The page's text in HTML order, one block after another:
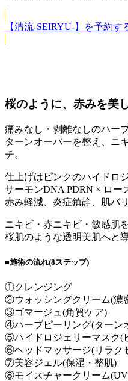
【清流-SEIRYU-】を予約
桜のように、赤みを美
痛みなし・剥離なしのハー
ターンオーバーを整え、ニ
チ。
仕上げはピンクのハイドロ
サーモンDNA PDRN × ロー
赤み軽減、炎症鎮静、肌バ
ニキビ・赤ニキビ・敏感肌を
桜肌のような透明美肌へと
■施術の流れ(8ステップ)
①クレンジング
②ウォッシングクリーム(濃
③ゴマージュ(角質ケア)
④ハーブピーリング(ターン
⑤ハイドロジェリーマスク(
⑥ヘッドマッサージ(リラク
⑦美容ジェル(保湿・整肌)
⑧モイスチャークリーム